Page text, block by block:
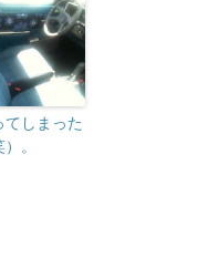
てしまった
）。